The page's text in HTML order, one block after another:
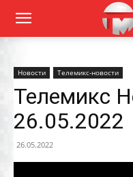
Новости Телемикс-новости
Телемикс
26.05.2022
26.05.2022